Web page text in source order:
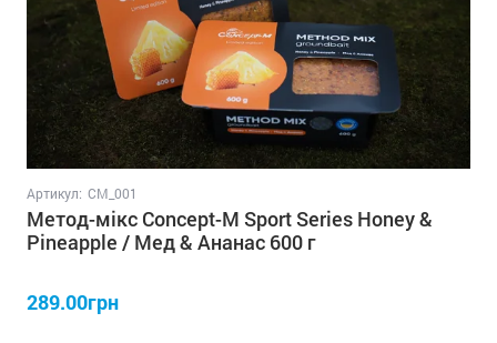
Артикул: СM_001
Метод-мікс Concept-M Sport Series Honey &
Pineapple / Мед & Ананас 600 г
289.00грн